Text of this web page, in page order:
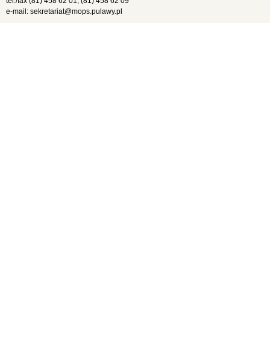
e-mail: sekretariat@mops.pulawy.pl